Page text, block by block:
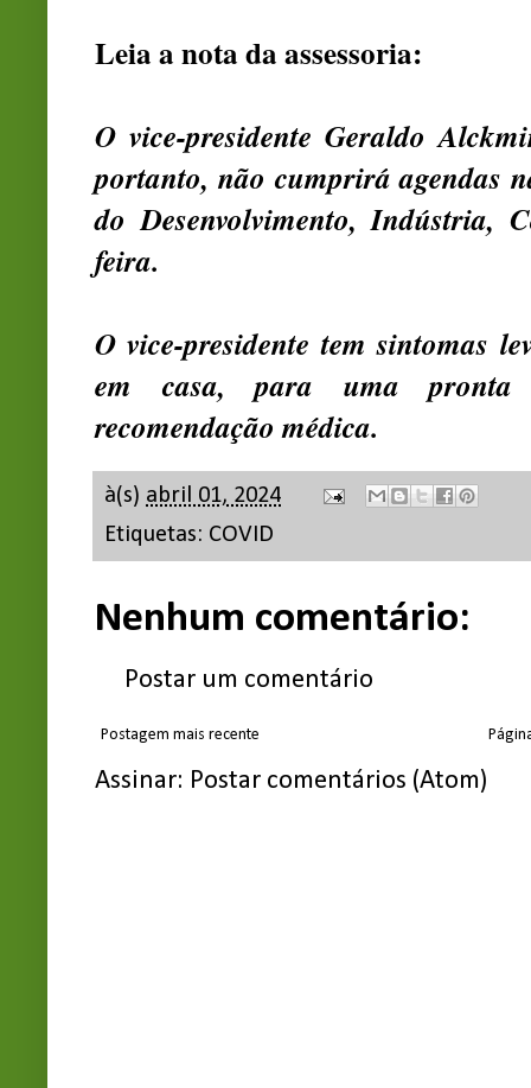
Leia a nota da assessoria:
O vice-presidente Geraldo
portanto, não cumprirá agendas
do Desenvolvimento, Indústria,
feira.
O vice-presidente tem sintomas
em casa, para uma pronta
recomendação médica.
à(s) abril 01, 2024
Etiquetas: COVID
Nenhum comentário:
Postar um comentário
Postagem mais recente
Assinar: Postar comentários (Atom)